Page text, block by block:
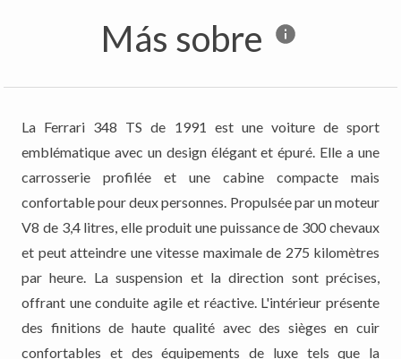
Más sobre
La Ferrari 348 TS de 1991 est une voiture de sport
emblématique avec un design élégant et épuré. Elle a une
carrosserie profilée et une cabine compacte mais
confortable pour deux personnes. Propulsée par un moteur
V8 de 3,4 litres, elle produit une puissance de 300 chevaux
et peut atteindre une vitesse maximale de 275 kilomètres
par heure. La suspension et la direction sont précises,
offrant une conduite agile et réactive. L'intérieur présente
des finitions de haute qualité avec des sièges en cuir
confortables et des équipements de luxe tels que la